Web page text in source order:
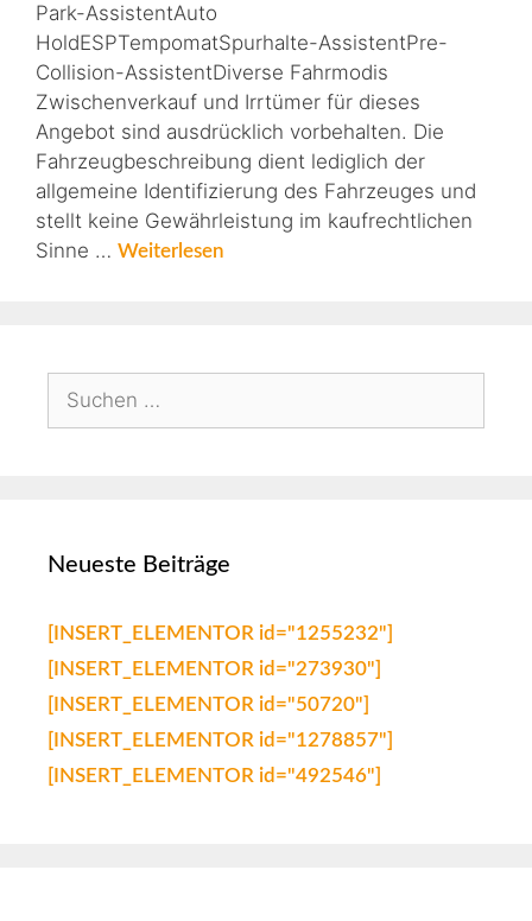
Park-AssistentAuto
HoldESPTempomatSpurhalte-AssistentPre-
Collision-AssistentDiverse Fahrmodis
Zwischenverkauf und Irrtümer für dieses
Angebot sind ausdrücklich vorbehalten. Die
Fahrzeugbeschreibung dient lediglich der
allgemeine Identifizierung des Fahrzeuges und
stellt keine Gewährleistung im kaufrechtlichen
Sinne … Weiterlesen
Neueste Beiträge
[INSERT_ELEMENTOR id="1255232"]
[INSERT_ELEMENTOR id="273930"]
[INSERT_ELEMENTOR id="50720"]
[INSERT_ELEMENTOR id="1278857"]
[INSERT_ELEMENTOR id="492546"]